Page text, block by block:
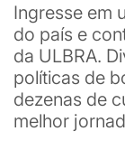
Ingresse em
do país e
da ULBRA.
políticas de
dezenas de
melhor